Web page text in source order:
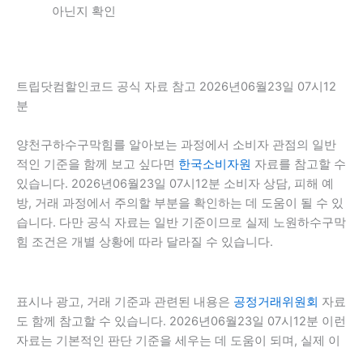
아닌지 확인
트립닷컴할인코드 공식 자료 참고 2026년06월23일 07시12
분
양천구하수구막힘를 알아보는 과정에서 소비자 관점의 일반
적인 기준을 함께 보고 싶다면 한국소비자원 자료를 참고할 수
있습니다. 2026년06월23일 07시12분 소비자 상담, 피해 예
방, 거래 과정에서 주의할 부분을 확인하는 데 도움이 될 수 있
습니다. 다만 공식 자료는 일반 기준이므로 실제 노원하수구막
힘 조건은 개별 상황에 따라 달라질 수 있습니다.
표시나 광고, 거래 기준과 관련된 내용은 공정거래위원회 자료
도 함께 참고할 수 있습니다. 2026년06월23일 07시12분 이런
자료는 기본적인 판단 기준을 세우는 데 도움이 되며, 실제 이